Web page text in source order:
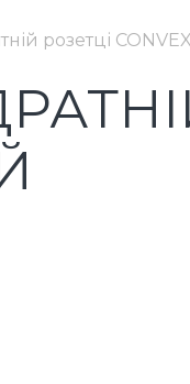
розетці